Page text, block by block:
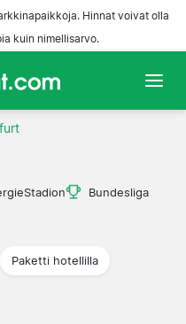
Hinnat voivat olla
kuin nimellisarvo.
Bundesliga
Paketti hotellilla